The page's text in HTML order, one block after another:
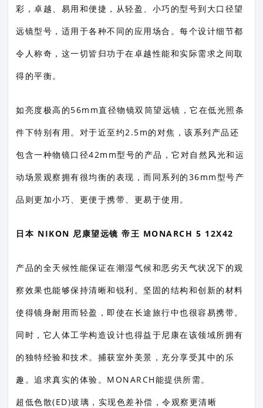
彩，卓越、易用和便捷，从轻盈、小巧的型号到大口径望
远镜型号，适用于各种不同的应用场合。每个设计细节都
令人称奇，这一切皆归功于在卓越性能和实际需求之间取
得的平衡。
如亮度极高的56mm直径物镜双筒望远镜，它在低光照条
件下特别有用。对于近至约2.5m的对焦，该系列产品还
包含一种物镜口径42mm型号的产品，它对自然风光和运
动场景观察拥有很均衡的表现，而同系列的36mm型号产
品则更加小巧、更便于携带、更易于使用。
日本 NIKON 尼康望远镜 帝王 MONARCH 5 12X42
产品的全天候性能保证在潮湿气候和恶劣天气状况下的观
察效果也能够保持清晰和锐利。坚固的结构和创新的材料
使得镜身耐用而轻盈，即使在长途旅行中也很容易携带。
同时，它人体工学构造设计也得益于尼康在该领域所拥有
的独特经验和技术。捕获室外美景，充分享受其中的乐
趣。追求真实的体验。MONARCH能提供所需。
超低色散(ED)玻璃，实现色差补偿，令观察更清晰